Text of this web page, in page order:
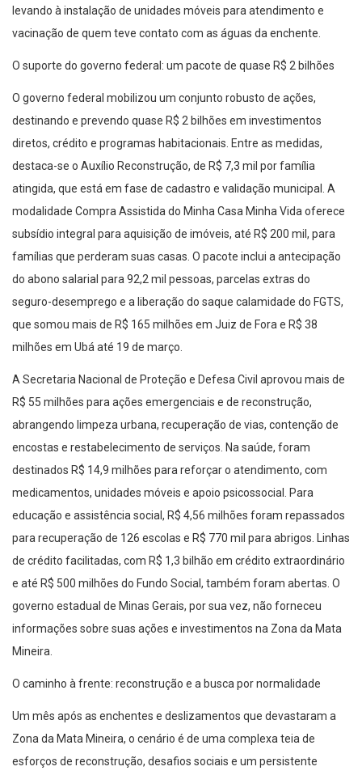
levando à instalação de unidades móveis para atendimento e
vacinação de quem teve contato com as águas da enchente.
O suporte do governo federal: um pacote de quase R$ 2 bilhões
O governo federal mobilizou um conjunto robusto de ações,
destinando e prevendo quase R$ 2 bilhões em investimentos
diretos, crédito e programas habitacionais. Entre as medidas,
destaca-se o Auxílio Reconstrução, de R$ 7,3 mil por família
atingida, que está em fase de cadastro e validação municipal. A
modalidade Compra Assistida do Minha Casa Minha Vida oferece
subsídio integral para aquisição de imóveis, até R$ 200 mil, para
famílias que perderam suas casas. O pacote inclui a antecipação
do abono salarial para 92,2 mil pessoas, parcelas extras do
seguro-desemprego e a liberação do saque calamidade do FGTS,
que somou mais de R$ 165 milhões em Juiz de Fora e R$ 38
milhões em Ubá até 19 de março.
A Secretaria Nacional de Proteção e Defesa Civil aprovou mais de
R$ 55 milhões para ações emergenciais e de reconstrução,
abrangendo limpeza urbana, recuperação de vias, contenção de
encostas e restabelecimento de serviços. Na saúde, foram
destinados R$ 14,9 milhões para reforçar o atendimento, com
medicamentos, unidades móveis e apoio psicossocial. Para
educação e assistência social, R$ 4,56 milhões foram repassados
para recuperação de 126 escolas e R$ 770 mil para abrigos. Linhas
de crédito facilitadas, com R$ 1,3 bilhão em crédito extraordinário
e até R$ 500 milhões do Fundo Social, também foram abertas. O
governo estadual de Minas Gerais, por sua vez, não forneceu
informações sobre suas ações e investimentos na Zona da Mata
Mineira.
O caminho à frente: reconstrução e a busca por normalidade
Um mês após as enchentes e deslizamentos que devastaram a
Zona da Mata Mineira, o cenário é de uma complexa teia de
esforços de reconstrução, desafios sociais e um persistente